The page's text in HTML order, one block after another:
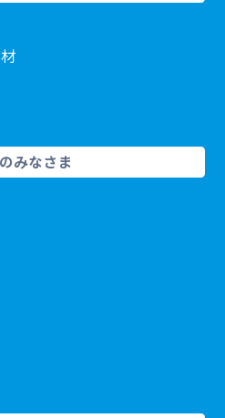
みなさま